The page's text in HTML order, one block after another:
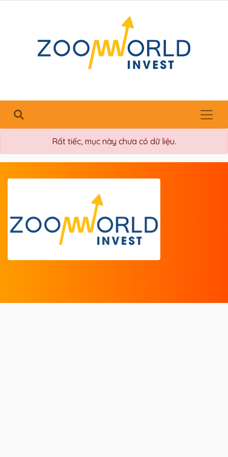
Rất tiếc, mục này chưa có dữ liệu.